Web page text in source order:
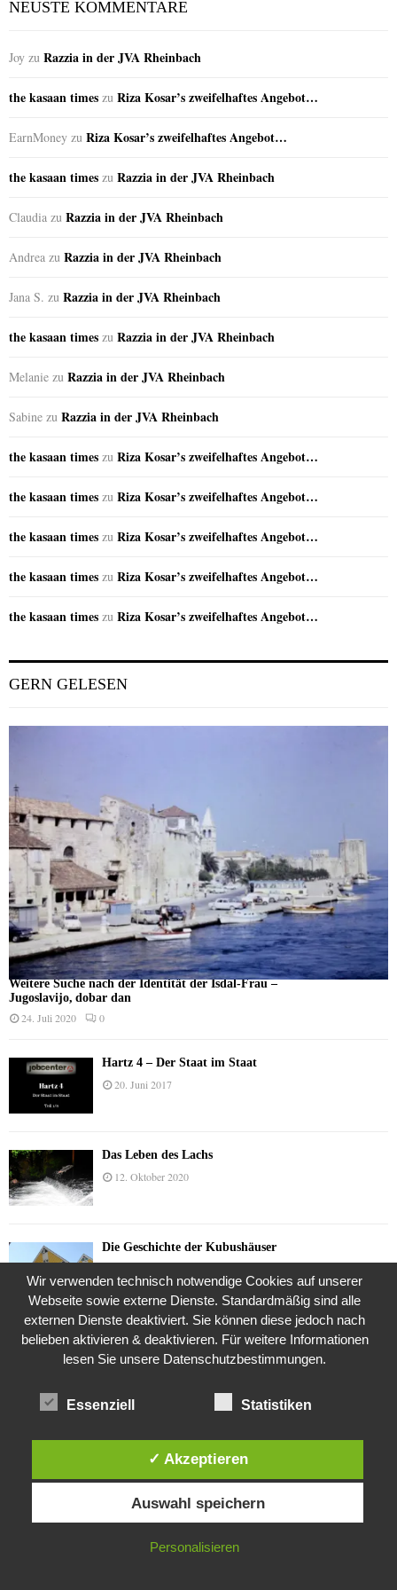
NEUSTE KOMMENTARE
Joy zu Razzia in der JVA Rheinbach
the kasaan times zu Riza Kosar’s zweifelhaftes Angebot…
EarnMoney zu Riza Kosar’s zweifelhaftes Angebot…
the kasaan times zu Razzia in der JVA Rheinbach
Claudia zu Razzia in der JVA Rheinbach
Andrea zu Razzia in der JVA Rheinbach
Jana S. zu Razzia in der JVA Rheinbach
the kasaan times zu Razzia in der JVA Rheinbach
Melanie zu Razzia in der JVA Rheinbach
Sabine zu Razzia in der JVA Rheinbach
the kasaan times zu Riza Kosar’s zweifelhaftes Angebot…
the kasaan times zu Riza Kosar’s zweifelhaftes Angebot…
the kasaan times zu Riza Kosar’s zweifelhaftes Angebot…
the kasaan times zu Riza Kosar’s zweifelhaftes Angebot…
the kasaan times zu Riza Kosar’s zweifelhaftes Angebot…
GERN GELESEN
Weitere Suche nach der Identität der Isdal-Frau –
Jugoslavijo, dobar dan
24. Juli 2020 0
Hartz 4 – Der Staat im Staat
20. Juni 2017
Das Leben des Lachs
12. Oktober 2020
Die Geschichte der Kubushäuser
Was ist denn das? -Mars „SOL 735“ Rover Curiosity
24. November 2015
3. November 2019
Die Straße radikalisiert jeden Tag ein Stückchen
Diese Website verwendet Cookies. Durch die weitere Nutzung dieser
Website stimmst du der Verwendung von Cookies zu.
IN ORDNUNG
Wir verwenden technisch notwendige Cookies auf unserer
Webseite sowie externe Dienste. Standardmäßig sind alle
externen Dienste deaktiviert. Sie können diese jedoch nach
belieben aktivieren & deaktivieren. Für weitere Informationen
lesen Sie unsere Datenschutzbestimmungen.
Essenziell Statistiken
✓ Akzeptieren
Auswahl speichern
Personalisieren